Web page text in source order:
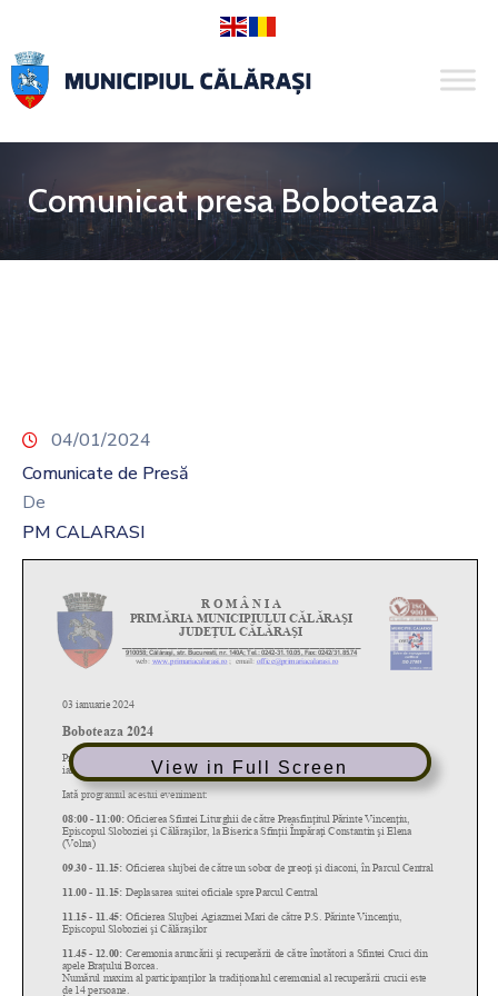
Comunicat presa Boboteaza
04/01/2024
Comunicate de Presă
De
PM CALARASI
View in Full Screen